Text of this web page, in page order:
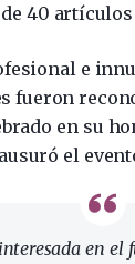
40 artículos
e
fueron
en su
el
en el